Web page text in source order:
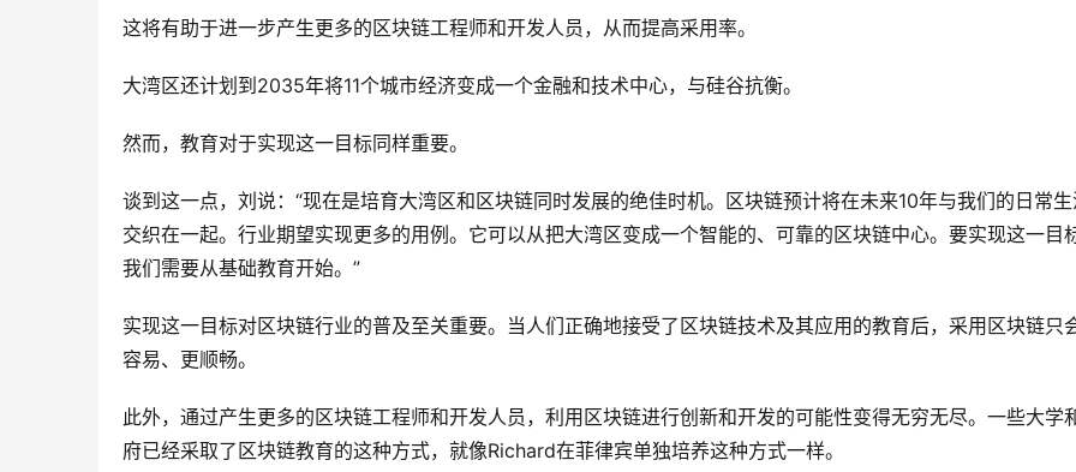
这将有助于进一步产生更多的区块链工程师和开发人员，从而提高采用率。
大湾区还计划到2035年将11个城市经济变成一个金融和技术中心，与硅谷抗衡。
然而，教育对于实现这一目标同样重要。
谈到这一点，刘说：“现在是培育大湾区和区块链同时发展的绝佳时机。区块链预计将在未来10年与我们的日常
交织在一起。行业期望实现更多的用例。它可以从把大湾区变成一个智能的、可靠的区块链中心。要实现这一目标
我们需要从基础教育开始。”
实现这一目标对区块链行业的普及至关重要。当人们正确地接受了区块链技术及其应用的教育后，采用区块链只
容易、更顺畅。
此外，通过产生更多的区块链工程师和开发人员，利用区块链进行创新和开发的可能性变得无穷无尽。一些大学
府已经采取了区块链教育的这种方式，就像Richard在菲律宾单独培养这种方式一样。